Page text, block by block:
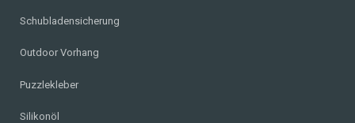
Schubladensicherung
Outdoor Vorhang
Puzzlekleber
Silikonöl